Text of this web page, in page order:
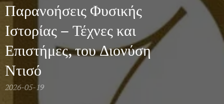
Παρανοήσεις Φυσικής
Ιστορίας – Τέχνες και
Επιστήμες, του Διονύση
Ντισό
2026-05-19